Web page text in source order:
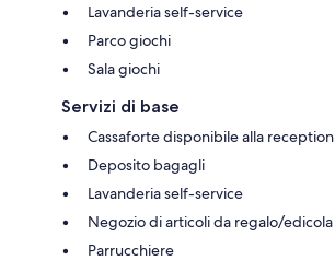
Lavanderia self-service
Parco giochi
Sala giochi
Servizi di base
Cassaforte disponibile alla reception
Deposito bagagli
Lavanderia self-service
Negozio di articoli da regalo/edicola
Parrucchiere